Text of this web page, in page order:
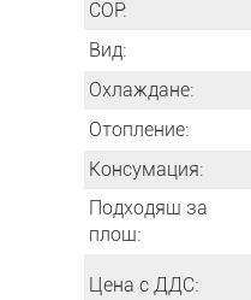
COP:
Вид:
Охлаждане:
Отопление:
Консумация:
Подходящ за
площ:
Цена с ДДС: